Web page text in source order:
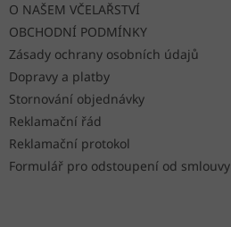
O NAŠEM VČELAŘSTVÍ
OBCHODNÍ PODMÍNKY
Zásady ochrany osobních údajů
Dopravy a platby
Stornování objednávky
Reklamační řád
Reklamační protokol
Formulář pro odstoupení od smlouvy